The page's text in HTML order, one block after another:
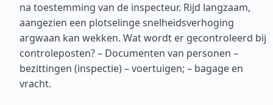
na toestemming van de inspecteur. Rijd langzaam,
aangezien een plotselinge snelheidsverhoging
argwaan kan wekken. Wat wordt er gecontroleerd bij
controleposten? – Documenten van personen –
bezittingen (inspectie) – voertuigen; – bagage en
vracht.